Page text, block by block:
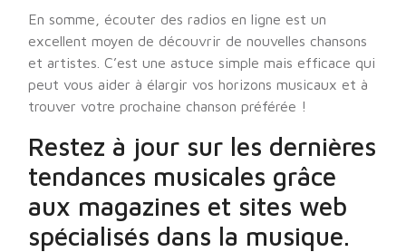
En somme, écouter des radios en ligne est un
excellent moyen de découvrir de nouvelles chansons
et artistes. C’est une astuce simple mais efficace qui
peut vous aider à élargir vos horizons musicaux et à
trouver votre prochaine chanson préférée !
Restez à jour sur les dernières
tendances musicales grâce
aux magazines et sites web
spécialisés dans la musique.